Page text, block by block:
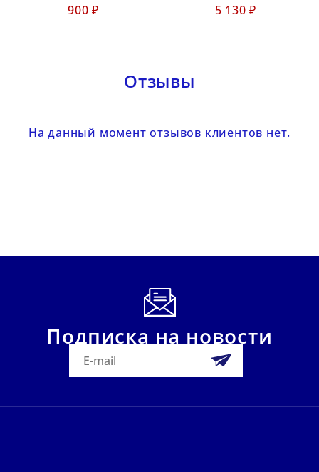
900 ₽ 5 130 ₽
Отзывы
На данный момент отзывов клиентов нет.
Подписка на новости